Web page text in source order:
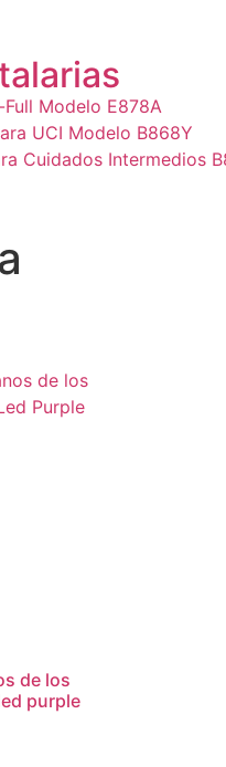
Modelo E878A
UCI Modelo B868Y
Cuidados Intermedios
purple